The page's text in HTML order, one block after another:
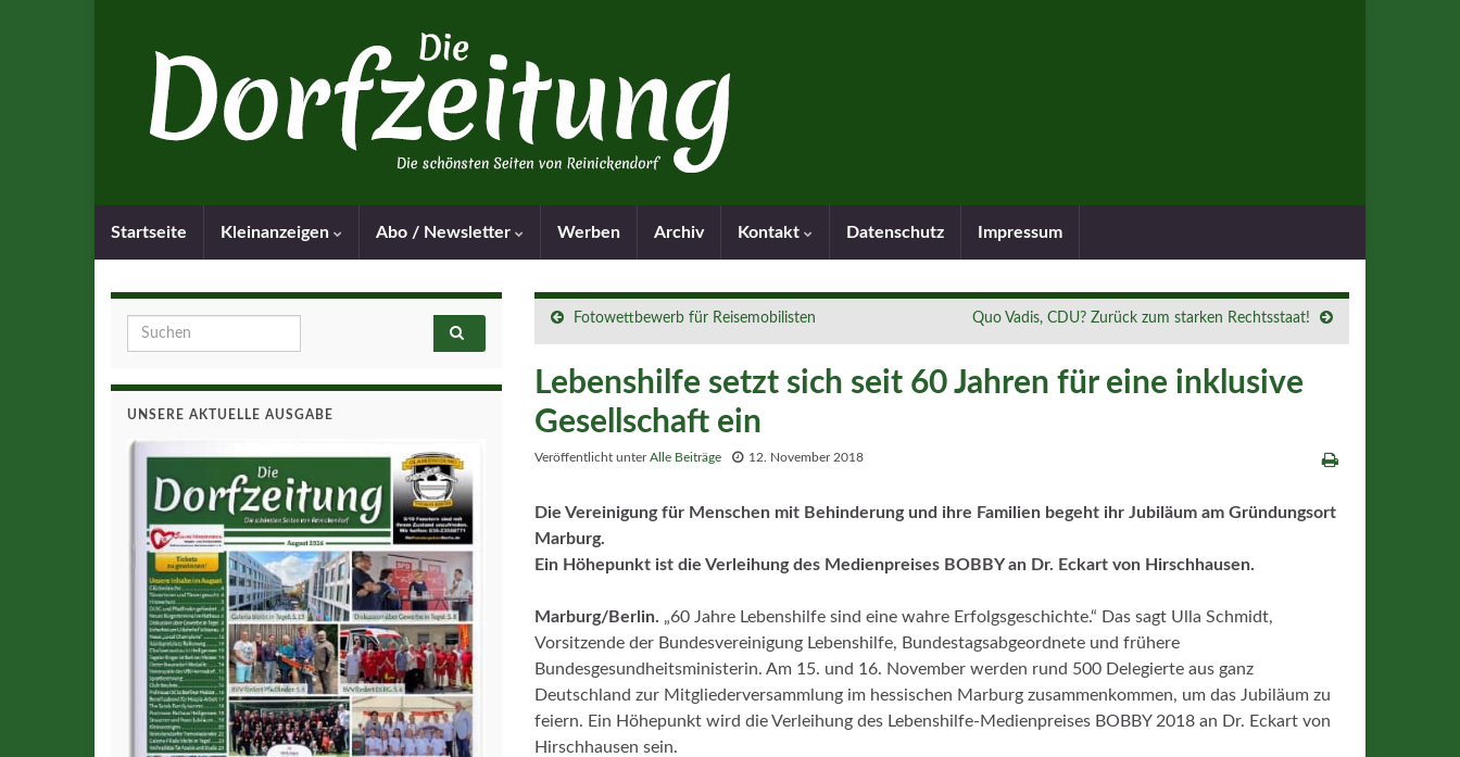
Startseite Kleinanzeigen Abo / Newsletter Werben Archiv Kontakt Datenschutz Impressum
Fotowettbewerb für Reisemobilisten Quo Vadis, CDU? Zurück zum starken Rechtsstaat!
Lebenshilfe setzt sich seit 60 Jahren für eine inklusive
Gesellschaft ein
Veröffentlicht unterAlle Beiträge 12. November 2018
Die Vereinigung für Menschen mit Behinderung und ihre Familien begeht ihr Jubiläum am Gründungsort
Marburg.
Ein Höhepunkt ist die Verleihung des Medienpreises BOBBY an Dr. Eckart von Hirschhausen.
Marburg/Berlin. „60 Jahre Lebenshilfe sind eine wahre Erfolgsgeschichte.“ Das sagt Ulla Schmidt,
Vorsitzende der Bundesvereinigung Lebenshilfe, Bundestagsabgeordnete und frühere
Bundesgesundheitsministerin. Am 15. und 16. November werden rund 500 Delegierte aus ganz
Deutschland zur Mitgliederversammlung im hessischen Marburg zusammenkommen, um das Jubiläum zu
feiern. Ein Höhepunkt wird die Verleihung des Lebenshilfe-Medienpreises BOBBY 2018 an Dr. Eckart von
Hirschhausen sein.
Search for:
UNSERE AKTUELLE AUSGABE